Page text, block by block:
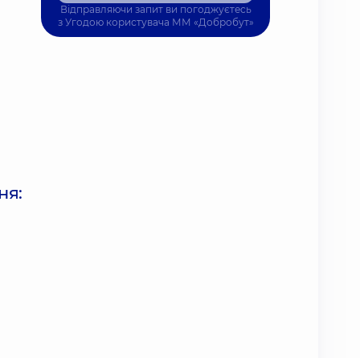
Відправляючи запит ви погоджуєтесь
з Угодою користувача ММ «Добробут»